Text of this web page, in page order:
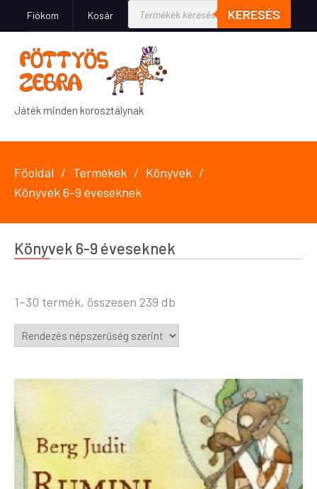
Fiókom Kosár KERESÉS
Játék minden korosztálynak
Főoldal Termékek
Könyvek
Könyvek 6-9 éveseknek
Könyvek 6-9 éveseknek
1–30 termék, összesen 239 db